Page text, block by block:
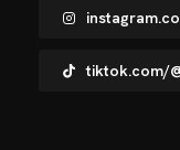
tiktok.com/